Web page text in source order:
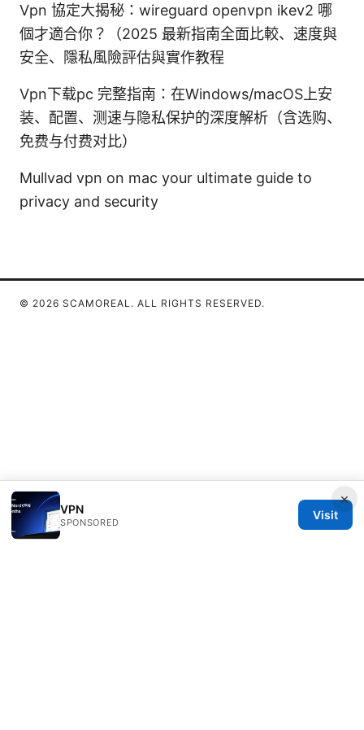
Vpn 協定大揭秘：wireguard openvpn ikev2 哪
個才適合你？（2025 最新指南全面比較、速度與
安全、隱私風險評估與實作教程
Vpn下载pc 完整指南：在Windows/macOS上安
装、配置、测速与隐私保护的深度解析（含选购、
免费与付费对比）
Mullvad vpn on mac your ultimate guide to
privacy and security
×
VPN
SPONSORED
Visit
© 2026 SCAMOREAL. ALL RIGHTS RESERVED.